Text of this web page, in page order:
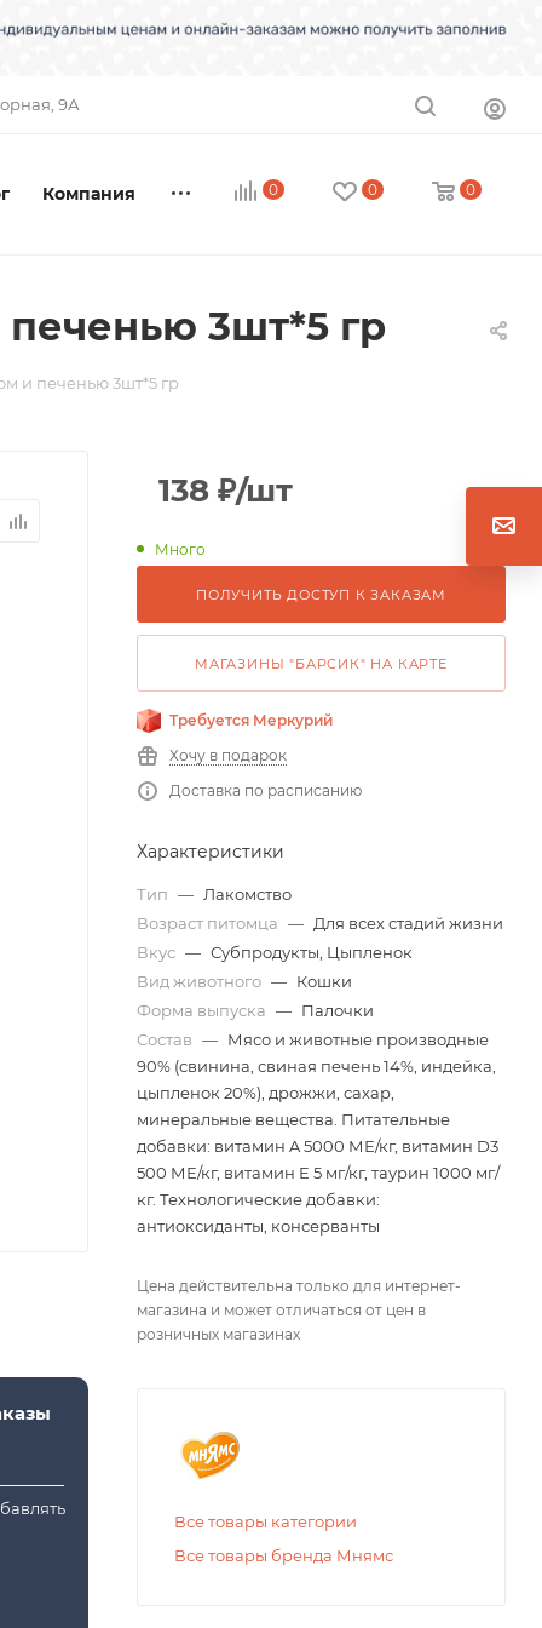
9А
0 0 0
Компания
3шт*5 гр
и печенью 3шт*5 гр
138 ₽/шт
Много
ПОЛУЧИТЬ ДОСТУП К ЗАКАЗАМ
МАГАЗИНЫ "БАРСИК" НА КАРТЕ
Требуется Меркурий
Хочу в подарок
Доставка по расписанию
Характеристики
Тип — Лакомство
Возраст питомца — Для всех стадий жизни
Вкус — Субпродукты, Цыпленок
Вид животного — Кошки
Форма выпуска — Палочки
Состав — Мясо и животные производные
90% (свинина, свиная печень 14%, индейка,
цыпленок 20%), дрожжи, сахар,
минеральные вещества. Питательные
добавки: витамин A 5000 МЕ/кг, витамин D3
500 МЕ/кг, витамин E 5 мг/кг, таурин 1000 мг/
кг. Технологические добавки:
антиоксиданты, консерванты
Цена действительна только для интернет-
магазина и может отличаться от цен в
розничных магазинах
Все товары категории
Все товары бренда Мнямс